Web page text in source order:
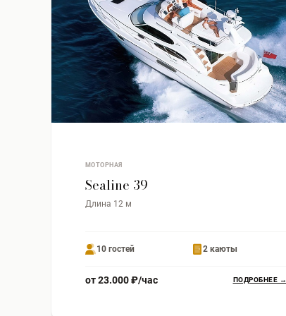
МОТОРНАЯ
Sealine 39
Длина 12 м
10 гостей 2 каюты
от 23.000 ₽/час ПОДРОБНЕЕ →